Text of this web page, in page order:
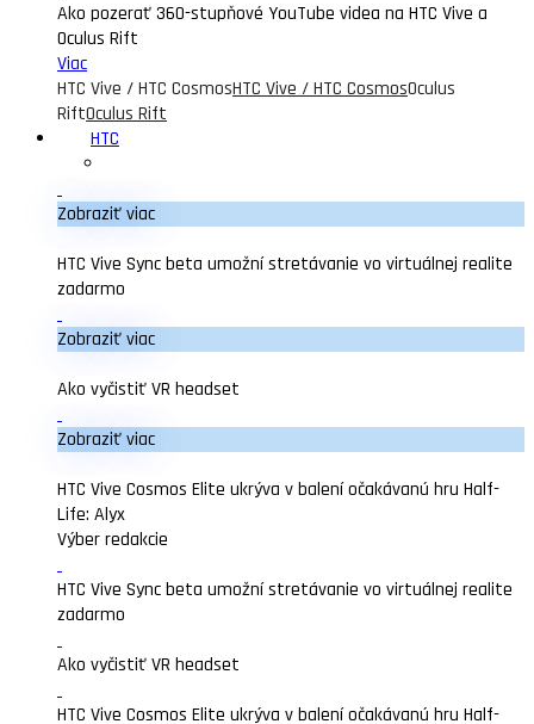
Ako pozerať 360-stupňové YouTube videa na HTC Vive a
Oculus Rift
Viac
HTC Vive / HTC CosmosHTC Vive / HTC CosmosOculus
RiftOculus Rift
HTC
Zobraziť viac
HTC Vive Sync beta umožní stretávanie vo virtuálnej realite
zadarmo
Zobraziť viac
Ako vyčistiť VR headset
Zobraziť viac
HTC Vive Cosmos Elite ukrýva v balení očakávanú hru Half-
Life: Alyx
Výber redakcie
HTC Vive Sync beta umožní stretávanie vo virtuálnej realite
zadarmo
Ako vyčistiť VR headset
HTC Vive Cosmos Elite ukrýva v balení očakávanú hru Half-